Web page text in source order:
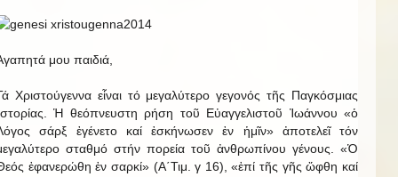
μου παιδιά,
Χριστούγεννα εἶναι τό μεγαλύτερο γεγονός τῆς Παγκόσμιας
Ἡ θεόπνευστη ρήση τοῦ Εὐαγγελιστοῦ Ἰωάννου «ὁ
σάρξ ἐγένετο καί ἐσκήνωσεν ἐν ἡμῖν» ἀποτελεῖ τόν
σταθμό στήν πορεία τοῦ ἀνθρωπίνου γένους. «Ὁ
ἐφανερώθη ἐν σαρκί» (Α΄Τιμ. γ 16), «ἐπί τῆς γῆς ὤφθη καί